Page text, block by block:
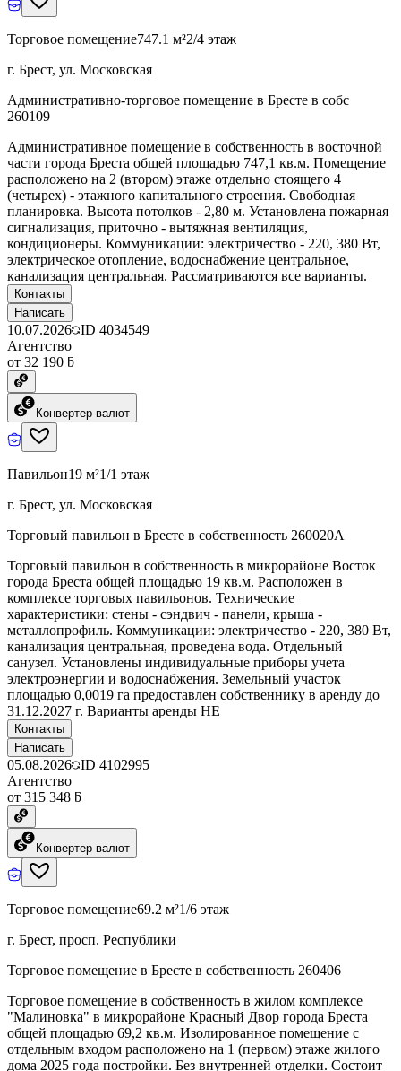
Торговое помещение747.1 м²2/4 этаж
г. Брест, ул. Московская
Административно-торговое помещение в Бресте в собс
260109
Административное помещение в собственность в восточной
части города Бреста общей площадью 747,1 кв.м. Помещение
расположено на 2 (втором) этаже отдельно стоящего 4
(четырех) - этажного капитального строения. Свободная
планировка. Высота потолков - 2,80 м. Установлена пожарная
сигнализация, приточно - вытяжная вентиляция,
кондиционеры. Коммуникации: электричество - 220, 380 Вт,
электрическое отопление, водоснабжение центральное,
канализация центральная. Рассматриваются все варианты.
Контакты
Написать
10.07.2026 ID 4034549
Агентство
от 32 190 ƃ
Конвертер валют
Павильон19 м²1/1 этаж
г. Брест, ул. Московская
Торговый павильон в Бресте в собственность 260020A
Торговый павильон в собственность в микрорайоне Восток
города Бреста общей площадью 19 кв.м. Расположен в
комплексе торговых павильонов. Технические
характеристики: стены - сэндвич - панели, крыша -
металлопрофиль. Коммуникации: электричество - 220, 380 Вт,
канализация центральная, проведена вода. Отдельный
санузел. Установлены индивидуальные приборы учета
электроэнергии и водоснабжения. Земельный участок
площадью 0,0019 га предоставлен собственнику в аренду до
31.12.2027 г. Варианты аренды НЕ
Контакты
Написать
05.08.2026 ID 4102995
Агентство
от 315 348 ƃ
Конвертер валют
Торговое помещение69.2 м²1/6 этаж
г. Брест, просп. Республики
Торговое помещение в Бресте в собственность 260406
Торговое помещение в собственность в жилом комплексе
"Малиновка" в микрорайоне Красный Двор города Бреста
общей площадью 69,2 кв.м. Изолированное помещение с
отдельным входом расположено на 1 (первом) этаже жилого
дома 2025 года постройки. Без внутренней отделки. Состоит